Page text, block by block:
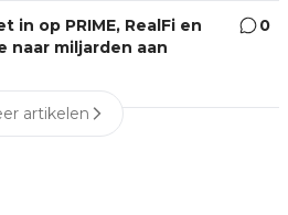
in op PRIME, RealFi en
naar miljarden aan
0
artikelen